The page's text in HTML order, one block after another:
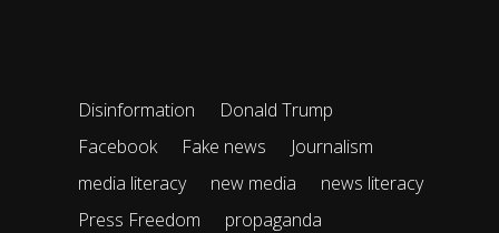
Disinformation
Donald Trump
Facebook
Fake news
Journalism
media literacy
new media
news literacy
Press Freedom
propaganda